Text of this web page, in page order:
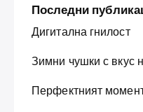
Последни
Дигитална гнилост
Зимни чушки с вкус
Перфектният